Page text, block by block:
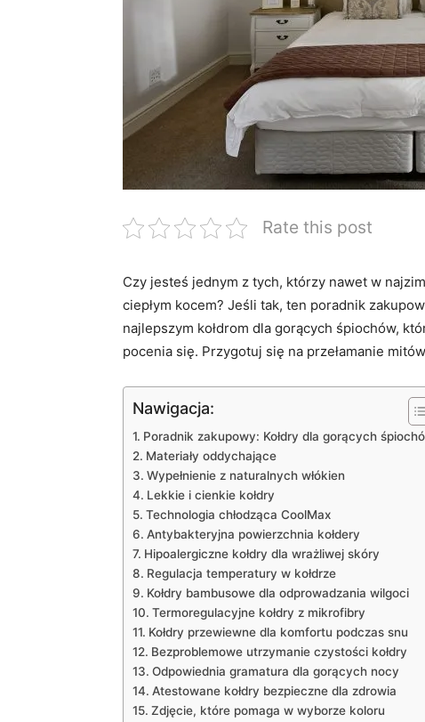
Rate this post
Czy jesteś jednym z tych, którzy ⁢nawet w⁢
ciepłym kocem? Jeśli tak, ten poradnik
najlepszym kołdrom​ dla gorących śpiochów,
pocenia się. Przygotuj się ​na przełamanie
Nawigacja:
Poradnik ⁢zakupowy: Kołdry dla ​gorących
Materiały oddychające
Wypełnienie z naturalnych ​włókien
Lekkie i cienkie ‍kołdry
Technologia chłodząca CoolMax
Antybakteryjna powierzchnia​ kołdery
Hipoalergiczne kołdry dla wrażliwej skóry
Regulacja temperatury w kołdrze
Kołdry bambusowe ‍dla odprowadzania wilgoci
Termoregulacyjne kołdry‌ z mikrofibry
Kołdry przewiewne dla ‌komfortu podczas snu
Bezproblemowe utrzymanie‍ czystości kołdry
Odpowiednia gramatura dla ‌gorących nocy
Atestowane kołdry bezpieczne dla zdrowia
Zdjęcie, które‍ pomaga w wyborze koloru